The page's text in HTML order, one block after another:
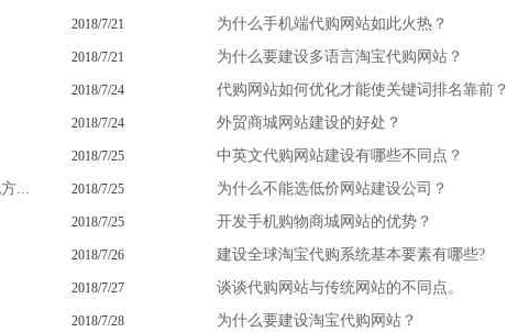
2018/7/21
2018/7/21
2018/7/24
2018/7/24
2018/7/25
... 2018/7/25
2018/7/25
2018/7/26
2018/7/27
2018/7/28
为什么手机端代购网站如此火热？
为什么要建设多语言淘宝代购网站？
代购网站如何优化才能使关键词排名靠前？
外贸商城网站建设的好处？
中英文代购网站建设有哪些不同点？
为什么不能选低价网站建设公司？
开发手机购物商城网站的优势？
建设全球淘宝代购系统基本要素有哪些?
谈谈代购网站与传统网站的不同点。
为什么要建设淘宝代购网站？